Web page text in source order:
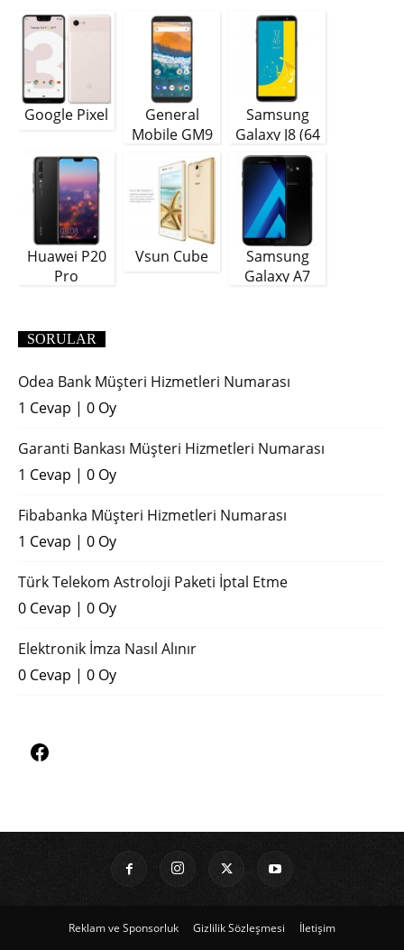
Google Pixel
General
Mobile GM9
Samsung
Galaxy J8 (64
GB)
Huawei P20
Pro
Vsun Cube
Samsung
Galaxy A7
SORULAR
Odea Bank Müşteri Hizmetleri Numarası
1 Cevap | 0 Oy
Garanti Bankası Müşteri Hizmetleri Numarası
1 Cevap | 0 Oy
Fibabanka Müşteri Hizmetleri Numarası
1 Cevap | 0 Oy
Türk Telekom Astroloji Paketi İptal Etme
0 Cevap | 0 Oy
Elektronik İmza Nasıl Alınır
0 Cevap | 0 Oy
Reklam ve Sponsorluk Gizlilik Sözleşmesi İletişim